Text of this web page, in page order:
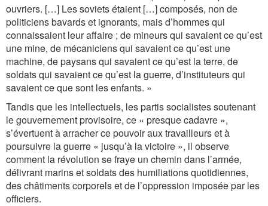
ouvriers. […] Les soviets étaient […]composés, non de
politiciens bavards et ignorants, mais d’hommes qui
connaissaient leur affaire ; de mineurs qui savaient ce qu’est
une mine, de mécaniciens qui savaient ce qu’est une
machine, de paysans qui savaient ce qu’est la terre, de
soldats qui savaient ce qu’est la guerre, d’instituteurs qui
savaient ce que sont les enfants. »
Tandis que les intellectuels, les partis socialistes soutenant
le gouvernement provisoire, ce « presque cadavre »,
s’évertuent à arracher ce pouvoir aux travailleurs et à
poursuivre la guerre « jusqu’à la victoire », il observe
comment la révolution se fraye un chemin dans l’armée,
délivrant marins et soldats des humiliations quotidiennes,
des châtiments corporels et de l’oppression imposée par les
officiers.